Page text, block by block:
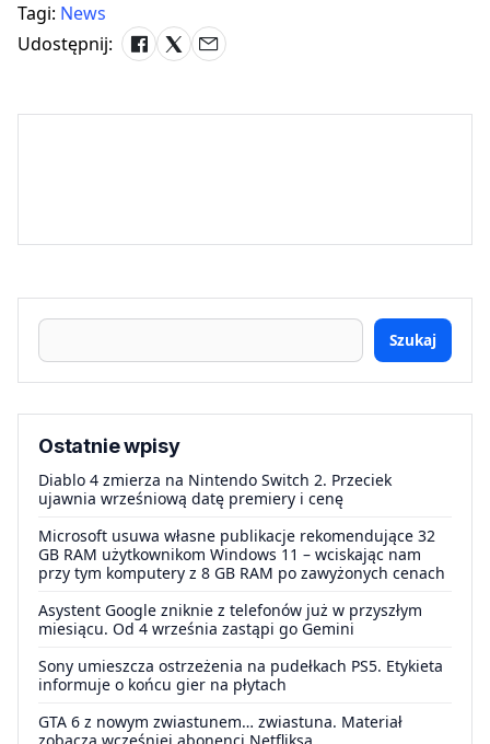
Tagi: News
Udostępnij:
Szukaj
Ostatnie wpisy
Diablo 4 zmierza na Nintendo Switch 2. Przeciek
ujawnia wrześniową datę premiery i cenę
Microsoft usuwa własne publikacje rekomendujące 32
GB RAM użytkownikom Windows 11 – wciskając nam
przy tym komputery z 8 GB RAM po zawyżonych cenach
Asystent Google zniknie z telefonów już w przyszłym
miesiącu. Od 4 września zastąpi go Gemini
Sony umieszcza ostrzeżenia na pudełkach PS5. Etykieta
informuje o końcu gier na płytach
GTA 6 z nowym zwiastunem… zwiastuna. Materiał